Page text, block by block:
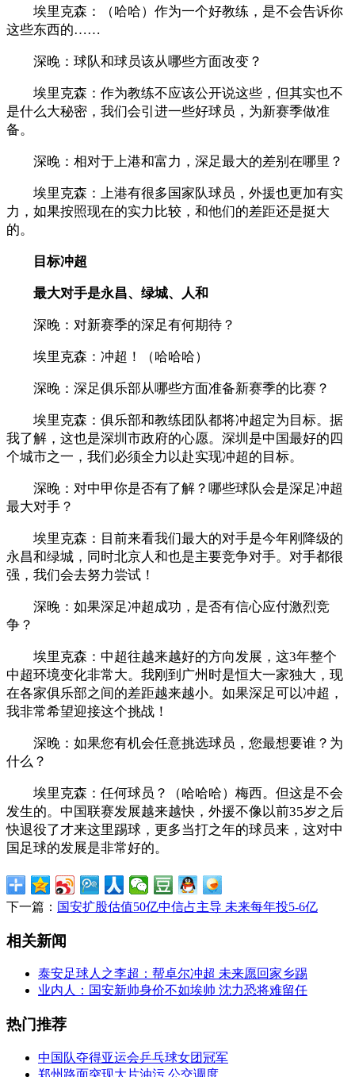
埃里克森：（哈哈）作为一个好教练，是不会告诉你
这些东西的……
深晚：球队和球员该从哪些方面改变？
埃里克森：作为教练不应该公开说这些，但其实也不
是什么大秘密，我们会引进一些好球员，为新赛季做准
备。
深晚：相对于上港和富力，深足最大的差别在哪里？
埃里克森：上港有很多国家队球员，外援也更加有实
力，如果按照现在的实力比较，和他们的差距还是挺大
的。
目标冲超
最大对手是永昌、绿城、人和
深晚：对新赛季的深足有何期待？
埃里克森：冲超！（哈哈哈）
深晚：深足俱乐部从哪些方面准备新赛季的比赛？
埃里克森：俱乐部和教练团队都将冲超定为目标。据
我了解，这也是深圳市政府的心愿。深圳是中国最好的四
个城市之一，我们必须全力以赴实现冲超的目标。
深晚：对中甲你是否有了解？哪些球队会是深足冲超
最大对手？
埃里克森：目前来看我们最大的对手是今年刚降级的
永昌和绿城，同时北京人和也是主要竞争对手。对手都很
强，我们会去努力尝试！
深晚：如果深足冲超成功，是否有信心应付激烈竞
争？
埃里克森：中超往越来越好的方向发展，这3年整个
中超环境变化非常大。我刚到广州时是恒大一家独大，现
在各家俱乐部之间的差距越来越小。如果深足可以冲超，
我非常希望迎接这个挑战！
深晚：如果您有机会任意挑选球员，您最想要谁？为
什么？
埃里克森：任何球员？（哈哈哈）梅西。但这是不会
发生的。中国联赛发展越来越快，外援不像以前35岁之后
快退役了才来这里踢球，更多当打之年的球员来，这对中
国足球的发展是非常好的。
下一篇： 国安扩股估值50亿中信占主导 未来每年投5-6亿
相关新闻
泰安足球人之李超：帮卓尔冲超 未来愿回家乡踢
业内人：国安新帅身价不如埃帅 沈力恐将难留任
热门推荐
中国队夺得亚运会乒乓球女团冠军
郑州路面突现大片油污 公交调度